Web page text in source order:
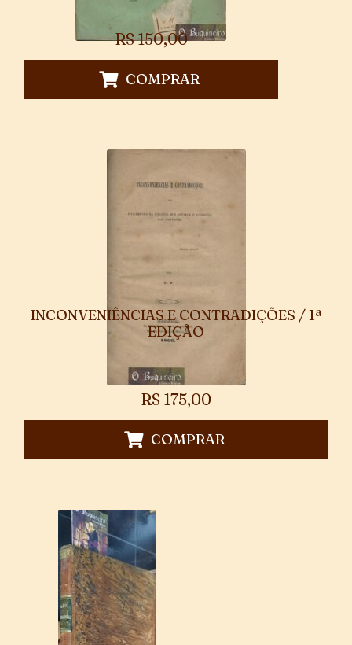
R$150,00
COMPRAR
INCONVENIÊNCIAS E CONTRADIÇÕES / 1ª
EDIÇÃO
R$ 175,00
COMPRAR